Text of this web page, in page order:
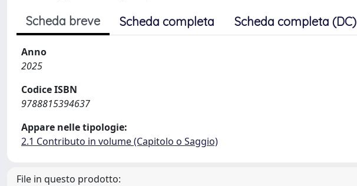
Scheda breve Scheda completa Scheda completa (DC)
Anno
2025
Codice ISBN
9788815394637
Appare nelle tipologie:
2.1 Contributo in volume (Capitolo o Saggio)
File in questo prodotto: